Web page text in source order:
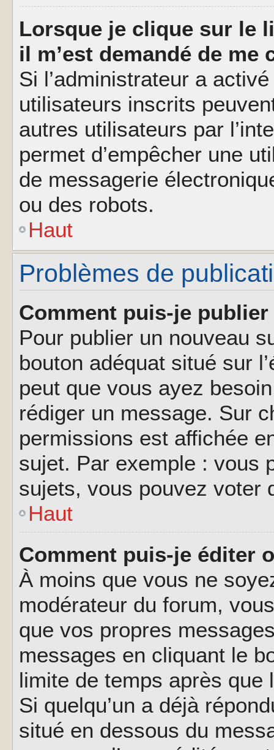
Lorsque je clique sur le
il m’est demandé de me
Si l’administrateur a
utilisateurs inscrits
autres utilisateurs par
permet d’empêcher une
de messagerie
ou des robots.
Haut
Problèmes de
Comment puis-je
Pour publier un nouveau
bouton adéquat situé sur
peut que vous ayez
rédiger un message. Sur
permissions est affichée
sujet. Par exemple : vous
sujets, vous pouvez voter
Haut
Comment puis-je éditer
À moins que vous ne
modérateur du forum,
que vos propres
messages en cliquant le
limite de temps après
Si quelqu’un a déjà
situé en dessous du